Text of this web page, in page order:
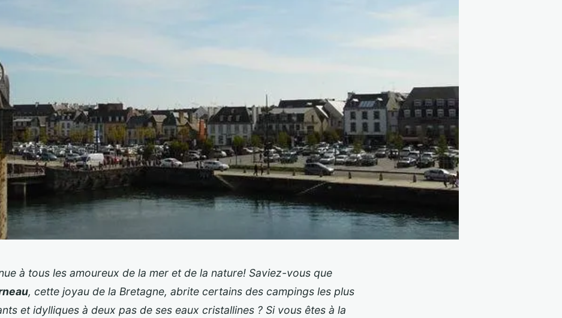
à tous les amoureux de la mer et de la nature! Saviez-vous que
, cette joyau de la Bretagne, abrite certains des campings les plus
et idylliques à deux pas de ses eaux cristallines ? Si vous êtes à la